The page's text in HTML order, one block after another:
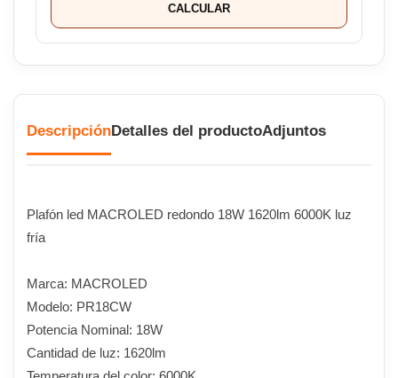
CALCULAR
DescripciónDetalles del productoAdjuntos
Plafón led MACROLED redondo 18W 1620lm 6000K luz
fría
Marca: MACROLED
Modelo: PR18CW
Potencia Nominal: 18W
Cantidad de luz: 1620lm